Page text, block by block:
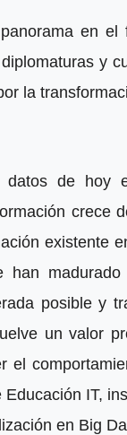
en el
y
la
datos de hoy
crece
existente
madurado
posible y
un valor
el
Educación IT,
en Big